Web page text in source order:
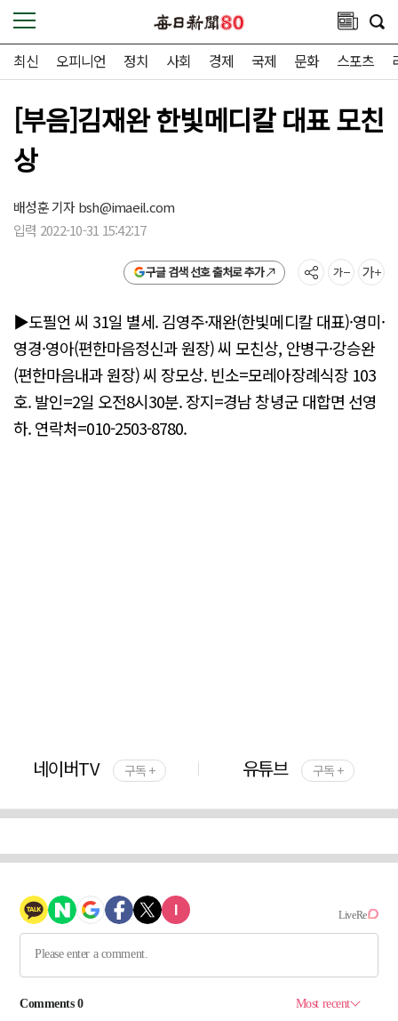
최신 오피니언 정치 사회 경제 국제 문화 스포츠
[부음]김재완 한빛메디칼 대표 모친
상
배성훈 기자bsh@imaeil.com
입력 2022-10-31 15:42:17
구글 검색 선호 출처로 추가
▶도필언 씨 31일 별세. 김영주·재완(한빛메디칼 대표)·영미·
영경·영아(편한마음정신과 원장) 씨 모친상, 안병구·강승완
(편한마음내과 원장) 씨 장모상. 빈소=모레아장례식장 103
호. 발인=2일 오전8시30분. 장지=경남 창녕군 대합면 선영
하. 연락처=010-2503-8780.
네이버TV 구독 + 유튜브 구독 +